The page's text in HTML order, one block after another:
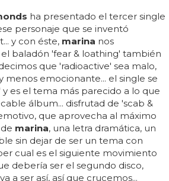
ha presentado el tercer single
personaje que se inventó
y con éste, marina nos
baladón 'fear & loathing' también
que 'radioactive' sea malo,
menos emocionante... el single se
es el tema más parecido a lo que
álbum... disfrutad de 'scab &
que aprovecha al máximo
marina, una letra dramática, un
sin dejar de ser un tema con
cual es el siguiente movimiento
debería ser el segundo disco,
a ser así, así que crucemos...